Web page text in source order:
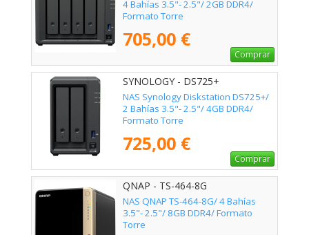
4 Bahías 3.5"- 2.5"/ 2GB DDR4/
Formato Torre
705,00 €
Comprar
SYNOLOGY - DS725+
NAS Synology Diskstation DS725+/
2 Bahías 3.5"- 2.5"/ 4GB DDR4/
Formato Torre
725,00 €
Comprar
QNAP - TS-464-8G
NAS QNAP TS-464-8G/ 4 Bahías
3.5"- 2.5"/ 8GB DDR4/ Formato
Torre